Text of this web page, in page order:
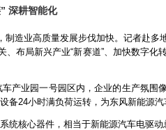
深耕智能化
制造业高质量发展步伐加快。记者赴多
、布局新兴产业“新赛道”、加快数字化
产业园一号园区内，企业的生产氛围
备24小时满负荷运转，为东风新能源
统核心器件，相当于新能源汽车电驱